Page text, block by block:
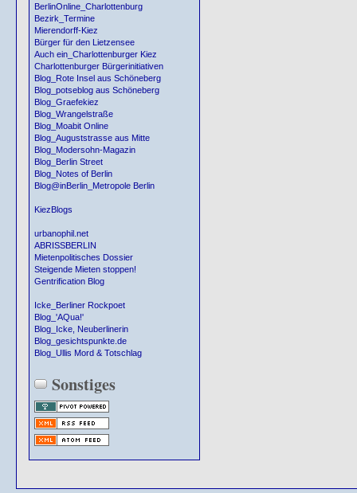
BerlinOnline_Charlottenburg
Bezirk_Termine
Mierendorff-Kiez
Bürger für den Lietzensee
Auch ein_Charlottenburger Kiez
Charlottenburger Bürgerinitiativen
Blog_Rote Insel aus Schöneberg
Blog_potseblog aus Schöneberg
Blog_Graefekiez
Blog_Wrangelstraße
Blog_Moabit Online
Blog_Auguststrasse aus Mitte
Blog_Modersohn-Magazin
Blog_Berlin Street
Blog_Notes of Berlin
Blog@inBerlin_Metropole Berlin
KiezBlogs
urbanophil.net
ABRISSBERLIN
Mietenpolitisches Dossier
Steigende Mieten stoppen!
Gentrification Blog
Icke_Berliner Rockpoet
Blog_'AQua!'
Blog_Icke, Neuberlinerin
Blog_gesichtspunkte.de
Blog_Ullis Mord & Totschlag
Sonstiges